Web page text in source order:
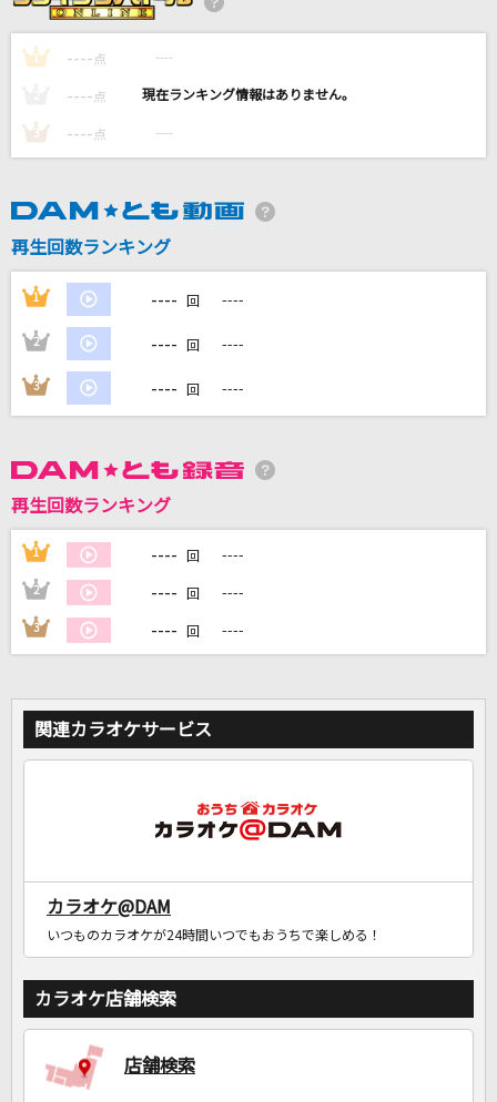
Fan Letter
ME:I
Time goes by
[生音]メーデー
DAMの新曲・ランキングなど
DAMに会員登録・ログインして
カラオケをもっと楽しもう！
自宅でカラオケ歌い放題！
家族や友達と一緒に！練習にも！
1 ---- 点 ----
---- 点 ----
3 ---- 点 ----
再生回数ランキング
1 ---- 回 ----
2 ---- 回 ----
3 ---- 回 ----
再生回数ランキング
1 ---- 回 ----
2 ---- 回 ----
3 ---- 回 ----
関連カラオケサービス
カラオケ@DAM
いつものカラオケが24時間いつでもおうちで楽しめる！
カラオケ店舗検索
店舗検索